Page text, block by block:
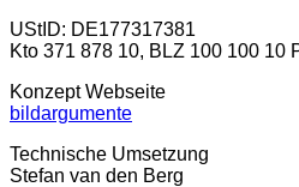
UStID: DE177317381
Kto 371 878 10, BLZ 100 100 10
Konzept Webseite
bildargumente
Technische Umsetzung
Stefan van den Berg